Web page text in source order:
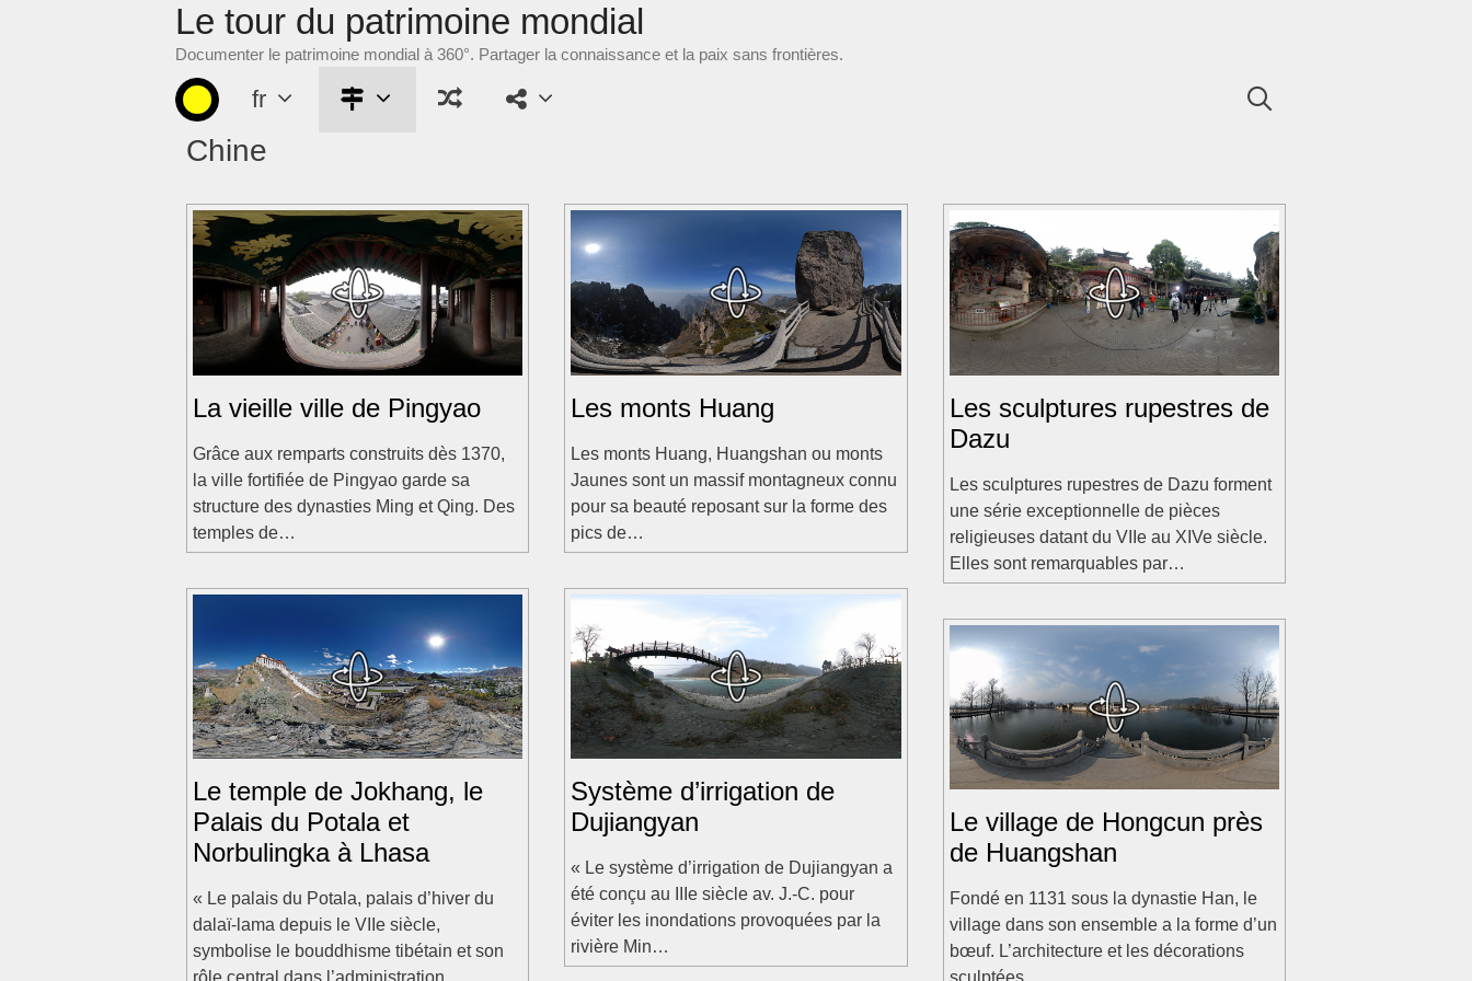
Le tour du patrimoine mondial
Documenter le patrimoine mondial à 360°. Partager la connaissance et la paix sans frontières.
fr
Chine
La vieille ville de Pingyao
Grâce aux remparts construits dès 1370,
la ville fortifiée de Pingyao garde sa
structure des dynasties Ming et Qing. Des
temples de…
Les monts Huang
Les monts Huang, Huangshan ou monts
Jaunes sont un massif montagneux connu
pour sa beauté reposant sur la forme des
pics de…
Les sculptures rupestres de
Dazu
Les sculptures rupestres de Dazu forment
une série exceptionnelle de pièces
religieuses datant du VIIe au XIVe siècle.
Elles sont remarquables par…
Le temple de Jokhang, le
Palais du Potala et
Norbulingka à Lhasa
« Le palais du Potala, palais d’hiver du
dalaï-lama depuis le VIIe siècle,
symbolise le bouddhisme tibétain et son
Système d’irrigation de
Dujiangyan
« Le système d’irrigation de Dujiangyan a
été conçu au IIIe siècle av. J.-C. pour
éviter les inondations provoquées par la
rivière Min…
Le village de Hongcun près
de Huangshan
Fondé en 1131 sous la dynastie Han, le
village dans son ensemble a la forme d’un
bœuf. L’architecture et les décorations